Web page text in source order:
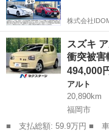
ミラー （車検整備
付）
株式会社
スズキ
衝突被
494,000
アルト
20,890km
福岡市
■ 支払総額: 59.9万円 ■ 車両本体価格： 494,000 円 ■ メーカー